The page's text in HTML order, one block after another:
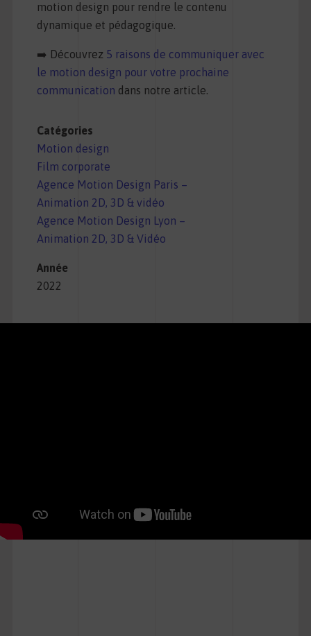
motion design pour rendre le contenu
dynamique et pédagogique.
➡️ Découvrez 5 raisons de communiquer avec
le motion design pour votre prochaine
communication dans notre article.
Catégories
Motion design
Film corporate
Agence Motion Design Paris –
Animation 2D, 3D & vidéo
Agence Motion Design Lyon –
Animation 2D, 3D & Vidéo
Année
2022